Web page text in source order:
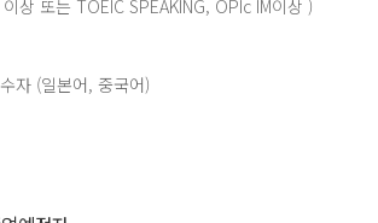
상 또는 TOEIC SPEAKING, OPIc IM이상 )
자 (일본어, 중국어)